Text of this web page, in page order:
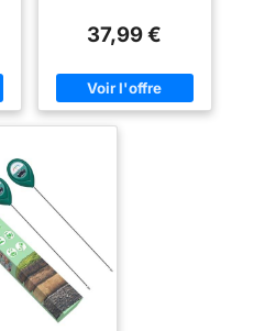
37,99 €